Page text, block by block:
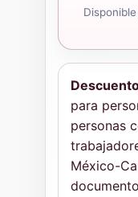
para
personas
México-